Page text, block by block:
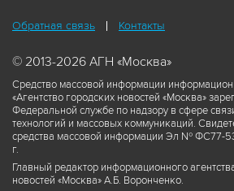
Обратная связь Контакты
© 2013-2026 АГН «Москва»
Средство массовой информации
«Агентство городских новостей «Москва»
Федеральной службе по надзору в сфере
технологий и массовых коммуникаций.
средства массовой информации Эл № ФС77-
г.
Главный редактор информационного
новостей «Москва» А.Б. Воронченко.